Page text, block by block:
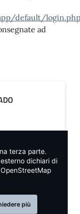
default/
ad
terza parte.
dichiari di
più